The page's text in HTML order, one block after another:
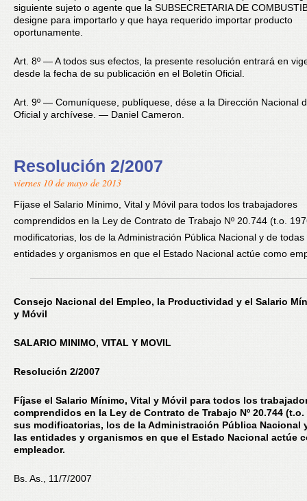
siguiente sujeto o agente que la SUBSECRETARIA DE
designe para importarlo y que haya requerido importar producto
oportunamente.
Art. 8º — A todos sus efectos, la presente resolución entrará en
desde la fecha de su publicación en el Boletín Oficial.
Art. 9º — Comuníquese, publíquese, dése a la Dirección Nacional
Oficial y archívese. — Daniel Cameron.
Resolución 2/2007
viernes 10 de mayo de 2013
Fíjase el Salario Mínimo, Vital y Móvil para todos los trabajadores
comprendidos en la Ley de Contrato de Trabajo Nº 20.744 (t.o.
modificatorias, los de la Administración Pública Nacional y de todas
entidades y organismos en que el Estado Nacional actúe como
Consejo Nacional del Empleo, la Productividad y el Salario
y Móvil
SALARIO MINIMO, VITAL Y MOVIL
Resolución 2/2007
Fíjase el Salario Mínimo, Vital y Móvil para todos los
comprendidos en la Ley de Contrato de Trabajo Nº 20.744 (t.o.
sus modificatorias, los de la Administración Pública Nacional
las entidades y organismos en que el Estado Nacional actúe
empleador.
Bs. As., 11/7/2007